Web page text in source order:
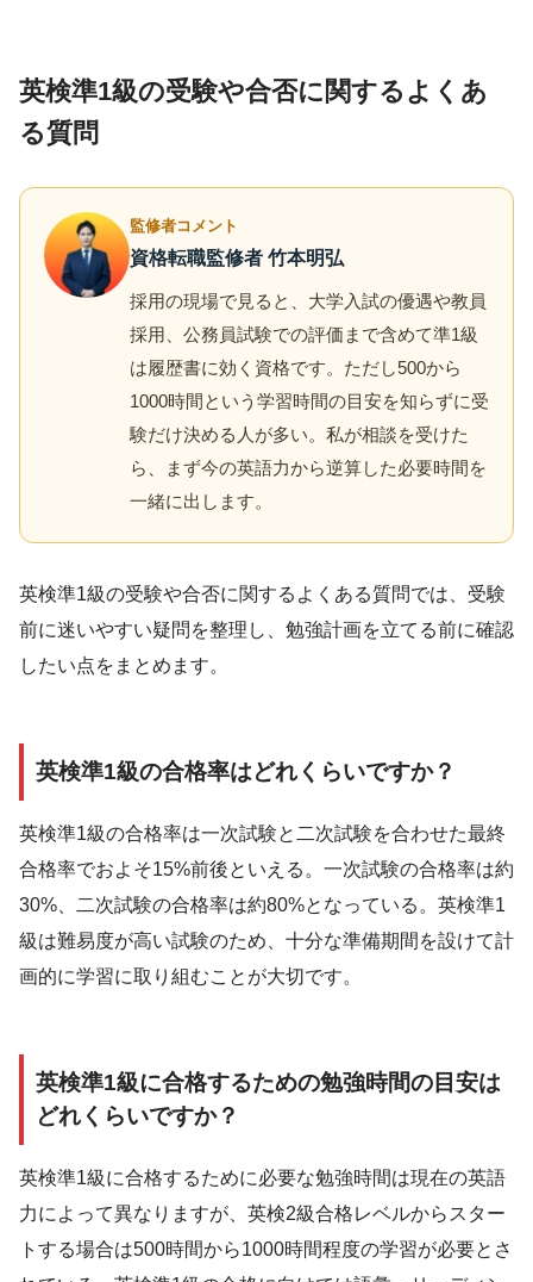
英検準1級の受験や合否に関するよくあ
る質問
監修者コメント
資格転職監修者 竹本明弘
採用の現場で見ると、大学入試の優遇や教員
採用、公務員試験での評価まで含めて準1級
は履歴書に効く資格です。ただし500から
1000時間という学習時間の目安を知らずに受
験だけ決める人が多い。私が相談を受けた
ら、まず今の英語力から逆算した必要時間を
一緒に出します。
英検準1級の受験や合否に関するよくある質問では、受験
前に迷いやすい疑問を整理し、勉強計画を立てる前に確認
したい点をまとめます。
英検準1級の合格率はどれくらいですか？
英検準1級の合格率は一次試験と二次試験を合わせた最終
合格率でおよそ15%前後といえる。一次試験の合格率は約
30%、二次試験の合格率は約80%となっている。英検準1
級は難易度が高い試験のため、十分な準備期間を設けて計
画的に学習に取り組むことが大切です。
英検準1級に合格するための勉強時間の目安は
どれくらいですか？
英検準1級に合格するために必要な勉強時間は現在の英語
力によって異なりますが、英検2級合格レベルからスター
トする場合は500時間から1000時間程度の学習が必要とさ